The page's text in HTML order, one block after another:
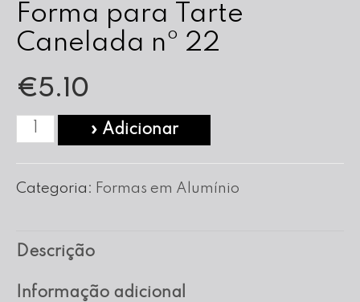
Forma para Tarte
Canelada nº 22
€5.10
Quantidade
Forma
Canelada
nº
» Adicionar
Categoria: Formas em Alumínio
Descrição
Informação adicional